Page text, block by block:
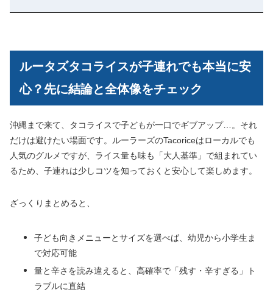
ルータズタコライスが子連れでも本当に安
心？先に結論と全体像をチェック
沖縄まで来て、タコライスで子どもが一口でギブアップ…。それ
だけは避けたい場面です。ルーラーズのTacoriceはローカルでも
人気のグルメですが、ライス量も味も「大人基準」で組まれてい
るため、子連れは少しコツを知っておくと安心して楽しめます。
ざっくりまとめると、
子ども向きメニューとサイズを選べば、幼児から小学生ま
で対応可能
量と辛さを読み違えると、高確率で「残す・辛すぎる」ト
ラブルに直結